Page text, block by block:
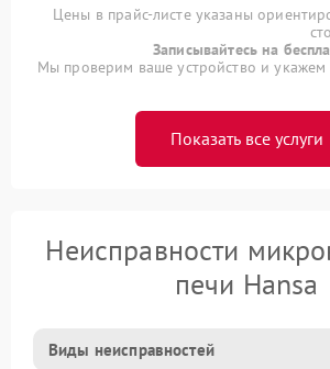
Цены в прайс-листе указаны
Записывайтесь на
Мы проверим ваше устройство и укажем
Показать все услуги
Неисправности
печи Hansa
Виды неисправностей